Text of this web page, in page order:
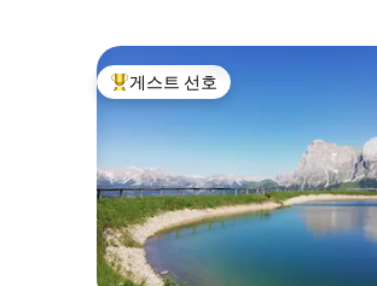
상위 게스트 선호
게스트 선호